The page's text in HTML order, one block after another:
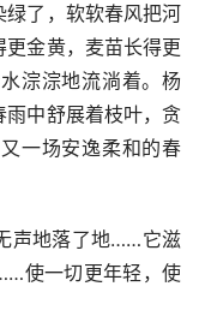
了，软软春风把河
金黄，麦苗长得更
淙淙地流淌着。杨
中舒展着枝叶，贪
一场安逸柔和的春
声地落了地……它滋
使一切更年轻，使